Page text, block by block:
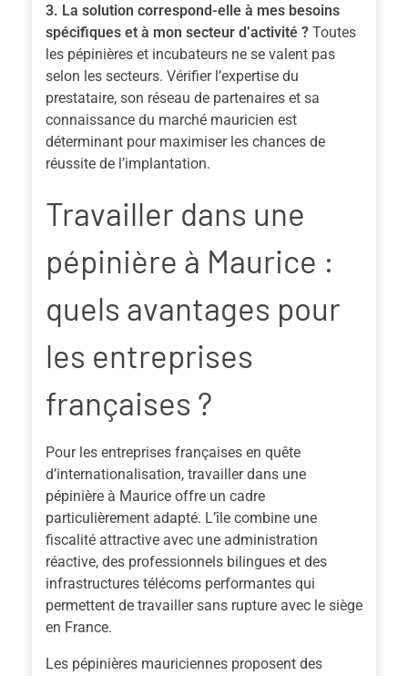
3. La solution correspond-elle à mes besoins
spécifiques et à mon secteur d’activité ? Toutes
les pépinières et incubateurs ne se valent pas
selon les secteurs. Vérifier l’expertise du
prestataire, son réseau de partenaires et sa
connaissance du marché mauricien est
déterminant pour maximiser les chances de
réussite de l’implantation.
Travailler dans une
pépinière à Maurice :
quels avantages pour
les entreprises
françaises ?
Pour les entreprises françaises en quête
d’internationalisation, travailler dans une
pépinière à Maurice offre un cadre
particulièrement adapté. L’île combine une
fiscalité attractive avec une administration
réactive, des professionnels bilingues et des
infrastructures télécoms performantes qui
permettent de travailler sans rupture avec le siège
en France.
Les pépinières mauriciennes proposent des